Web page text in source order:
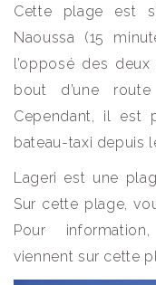
Cette plage est
Naoussa (15
l’opposé des
bout d’une route
Cependant, il est
bateau-taxi depuis
Lageri est une
Sur cette plage,
Pour
viennent sur cette